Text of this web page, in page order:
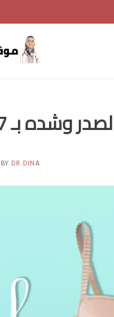
بـ 7 وسائل بعيداً عن العمليات
BY DR.DINA